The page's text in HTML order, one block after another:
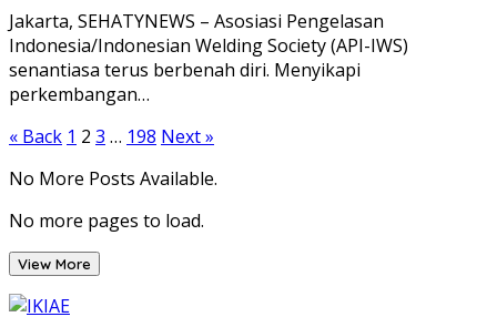
Jakarta, SEHATYNEWS – Asosiasi Pengelasan
Indonesia/Indonesian Welding Society (API-IWS)
senantiasa terus berbenah diri. Menyikapi
perkembangan…
Posts
pagination
« Back 1 2 3 … 198 Next »
No More Posts Available.
No more pages to load.
View More